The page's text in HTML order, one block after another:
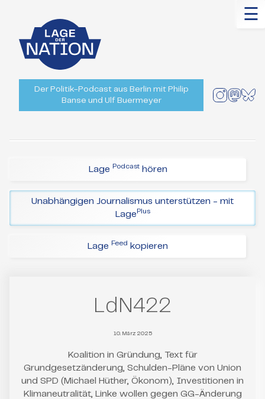
☰
Der Politik-Podcast aus Berlin mit Philip
Banse und Ulf Buermeyer
Lage Podcasthören
Unabhängigen Journalismus unterstützen - mit
Lage Plus
Lage Feed kopieren
LdN422
10. März 2025
Koalition in Gründung, Text für
Grundgesetzänderung, Schulden-Pläne von Union
und SPD (Michael Hüther, Ökonom), Investitionen in
Klimaneutralität, Linke wollen gegen GG-Änderung